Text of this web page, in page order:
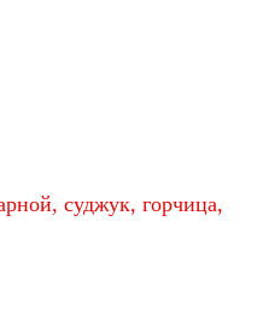
суджук, горчица,